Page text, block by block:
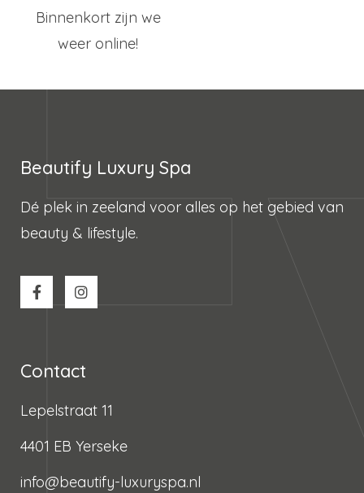
Binnenkort zijn we
weer online!
Beautify Luxury Spa
Dé plek in zeeland voor alles op het gebied van
beauty & lifestyle.
Contact
Lepelstraat 11
4401 EB Yerseke
info@beautify-luxuryspa.nl